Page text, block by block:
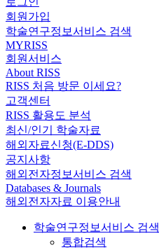
회원가입
학술연구정보서비스 검색
MYRISS
회원서비스
About RISS
RISS 처음 방문 이세요?
고객센터
RISS 활용도 분석
최신/인기 학술자료
해외자료신청(E-DDS)
공지사항
해외전자정보서비스 검색
Databases & Journals
해외전자자료 이용안내
학술연구정보서비스 검색
통합검색